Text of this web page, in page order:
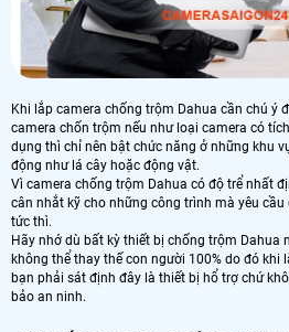
Khi lắp camera chống trộm Dahua cần chú ý
camera chốn trộm nếu như loại camera có
dụng thì chỉ nên bật chức năng ở những khu
động như lá cây hoặc động vật.
Vì camera chống trộm Dahua có độ trể nhất
cân nhắt kỹ cho những công trình mà yêu
tức thì.
Hãy nhớ dù bất kỳ thiết bị chống trộm Dahua
không thể thay thế con người 100% do đó khi
bạn phải sát định đây là thiết bị hổ trợ chứ
bảo an ninh.